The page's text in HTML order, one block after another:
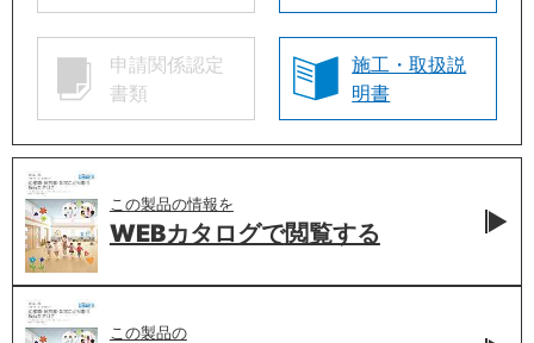
申請関係認定
書類
施工・取扱説
明書
この製品の情報を
WEBカタログで閲覧する
この製品の